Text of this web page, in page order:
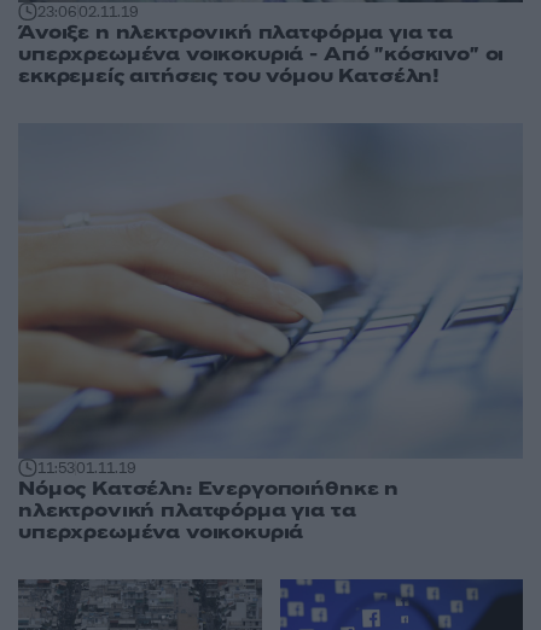
23:0602.11.19
Άνοιξε η ηλεκτρονική πλατφόρμα για τα
υπερχρεωμένα νοικοκυριά - Από "κόσκινο" οι
εκκρεμείς αιτήσεις του νόμου Κατσέλη!
11:5301.11.19
Νόμος Κατσέλη: Ενεργοποιήθηκε η
ηλεκτρονική πλατφόρμα για τα
υπερχρεωμένα νοικοκυριά